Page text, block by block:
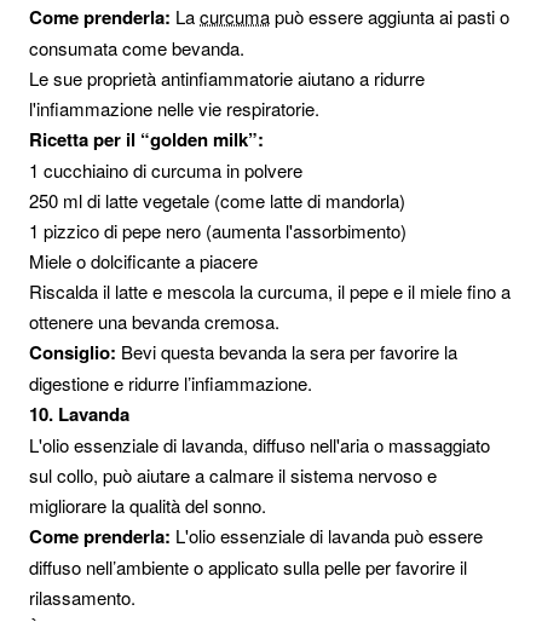
Come prenderla: Lacurcumapuò essere aggiunta ai pasti o
consumata come bevanda.
Le sue proprietà antinfiammatorie aiutano a ridurre
l'infiammazione nelle vie respiratorie.
Ricetta per il “golden milk”:
1 cucchiaino di curcuma in polvere
250 ml di latte vegetale (come latte di mandorla)
1 pizzico di pepe nero (aumenta l'assorbimento)
Miele o dolcificante a piacere
Riscalda il latte e mescola la curcuma, il pepe e il miele fino a
ottenere una bevanda cremosa.
Consiglio: Bevi questa bevanda la sera per favorire la
digestione e ridurre l’infiammazione.
10. Lavanda
L'olio essenziale di lavanda, diffuso nell'aria o massaggiato
sul collo, può aiutare a calmare il sistema nervoso e
migliorare la qualità del sonno.
Come prenderla: L'olio essenziale di lavanda può essere
diffuso nell’ambiente o applicato sulla pelle per favorire il
rilassamento.